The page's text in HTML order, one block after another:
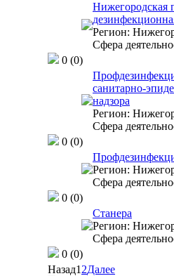
Нижегородская
Регион:
Сфера
0 (0)
санитарно-
надзора
Регион:
Сфера
0 (0)
Регион:
Сфера
0 (0)
Станера
Регион:
Сфера
0 (0)
Назад1 2Далее